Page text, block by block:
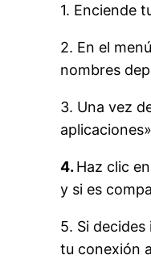
1. Enciende
2. En el
nombres
3. Una vez
4. Haz clic
y si es
5. Si
tu conexión